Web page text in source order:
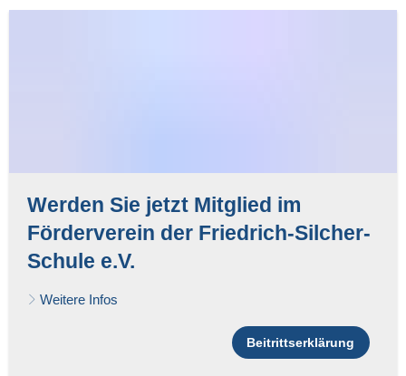
Werden Sie jetzt Mitglied im
Förderverein der Friedrich-Silcher-
Schule e.V.
Weitere Infos
Beitrittserklärung